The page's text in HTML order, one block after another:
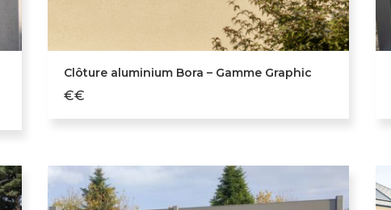
Clôture aluminium Bora – Gamme Graphic
€€